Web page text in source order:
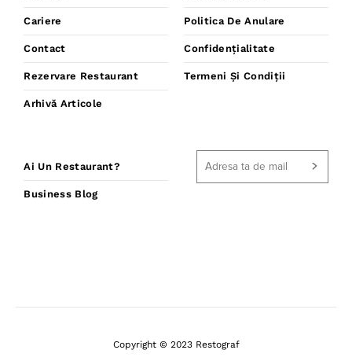
Cariere
Contact
Rezervare Restaurant
Arhivă Articole
Politica De Anulare
Confidențialitate
Termeni Și Condiții
Ai Un Restaurant?
Business Blog
Copyright © 2023 Restograf